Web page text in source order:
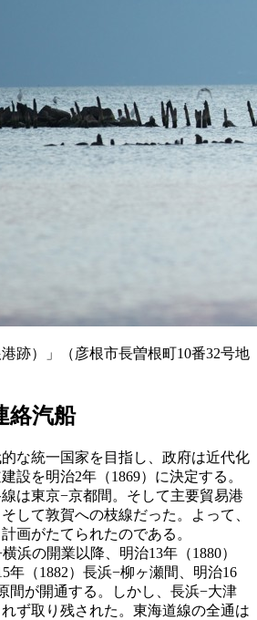
跡）」（彦根市長曽根町10番32号地
絡汽船
な統一国家を目指し、政府は近代化
設を明治2年（1869）に決定する。
は東京−京都間。そして主要貿易港
して敦賀への枝線だった。よって、
画がたてられたのである。
浜の開業以降、明治13年（1880）
年（1882）長浜−柳ヶ瀬間、明治16
間が開通する。しかし、長浜−大津
ず取り残された。東海道線の全通は